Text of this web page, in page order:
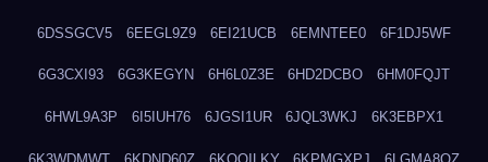
6DSSGCV5 6EEGL9Z9 6EI21UCB 6EMNTEE0 6F1DJ5WF
6G3CXI93 6G3KEGYN 6H6L0Z3E 6HD2DCBO 6HM0FQJT
6HWL9A3P 6I5IUH76 6JGSI1UR 6JQL3WKJ 6K3EBPX1